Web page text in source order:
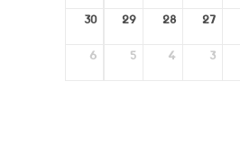
27
28
29
30
3
4
5
6